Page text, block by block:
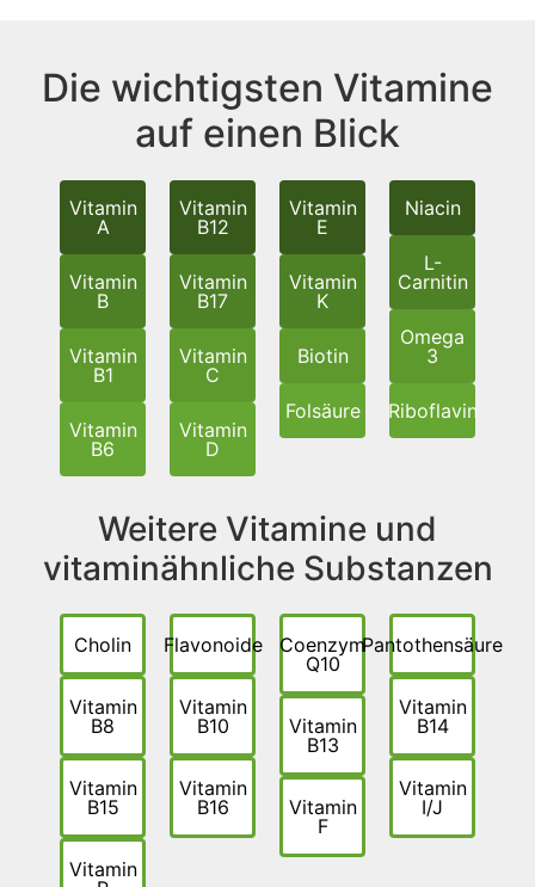
Die wichtigsten Vitamine
auf einen Blick
Vitamin
A
Vitamin
B
Vitamin
B1
Vitamin
B6
Vitamin
B12
Vitamin
B17
Vitamin
C
Vitamin
D
Vitamin
E
Vitamin
K
Biotin
Folsäure
Niacin
L-
Carnitin
Omega
3
Riboflavin
Weitere Vitamine und
vitaminähnliche Substanzen
Cholin
Vitamin
B8
Vitamin
B15
Vitamin
Flavonoide
Vitamin
B10
Vitamin
B16
Coenzym
Q10
Vitamin
B13
Vitamin
F
Pantothensäure
Vitamin
B14
Vitamin
I/J